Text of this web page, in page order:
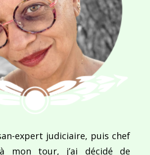
expert judiciaire, puis chef
à mon tour, j’ai décidé de